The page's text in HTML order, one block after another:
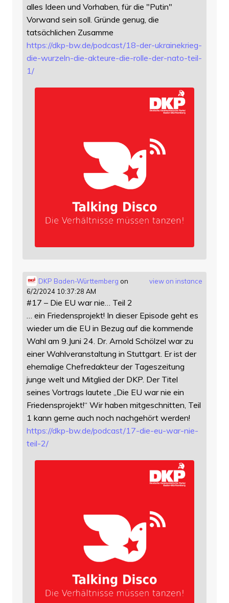
alles Ideen und Vorhaben, für die "Putin"
Vorwand sein soll. Gründe genug, die
tatsächlichen Zusamme
https://dkp-bw.de/podcast/18-der-ukrainekrieg-
die-wurzeln-die-akteure-die-rolle-der-nato-teil-
1/
view on instance
DKP Baden-Württemberg on
6/2/2024 10:37:28 AM
#17 – Die EU war nie… Teil 2
… ein Friedensprojekt! In dieser Episode geht es
wieder um die EU in Bezug auf die kommende
Wahl am 9.Juni 24. Dr. Arnold Schölzel war zu
einer Wahlveranstaltung in Stuttgart. Er ist der
ehemalige Chefredakteur der Tageszeitung
junge welt und Mitglied der DKP. Der Titel
seines Vortrags lautete „Die EU war nie ein
Friedensprojekt!“ Wir haben mitgeschnitten, Teil
1 kann gerne auch noch nachgehört werden!
https://dkp-bw.de/podcast/17-die-eu-war-nie-
teil-2/